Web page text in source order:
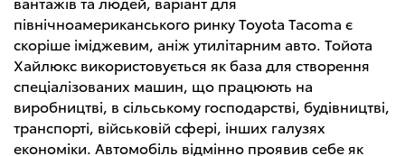
північноамериканського ринку Toyota Tacoma є
скоріше іміджевим, аніж утилітарним авто. Тойота
Хайлюкс використовується як база для створення
спеціалізованих машин, що працюють на
виробництві, в сільському господарстві, будівництві,
транспорті, військовій сфері, інших галузях
економіки. Автомобіль відмінно проявив себе як